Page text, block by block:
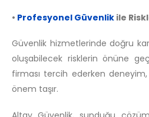
• Profesyonel Güvenlik ile
Güvenlik hizmetlerinde doğru
oluşabilecek risklerin önüne
firması tercih ederken
önem taşır.